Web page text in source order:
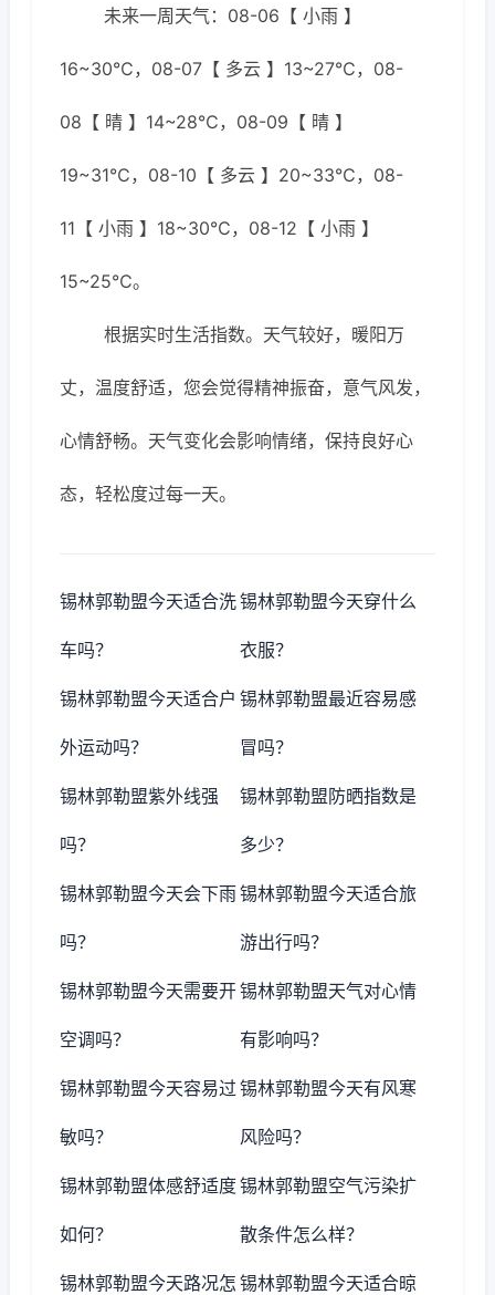
未来一周天气：08-06【 小雨 】
16~30℃，08-07【 多云 】13~27℃，08-
08【 晴 】14~28℃，08-09【 晴 】
19~31℃，08-10【 多云 】20~33℃，08-
11【 小雨 】18~30℃，08-12【 小雨 】
15~25℃。
根据实时生活指数。天气较好，暖阳万
丈，温度舒适，您会觉得精神振奋，意气风发，
心情舒畅。天气变化会影响情绪，保持良好心
态，轻松度过每一天。
锡林郭勒盟今天适合洗
车吗？
锡林郭勒盟今天穿什么
衣服？
锡林郭勒盟今天适合户
外运动吗？
锡林郭勒盟最近容易感
冒吗？
锡林郭勒盟紫外线强
吗？
锡林郭勒盟防晒指数是
多少？
锡林郭勒盟今天会下雨
吗？
锡林郭勒盟今天适合旅
游出行吗？
锡林郭勒盟今天需要开
空调吗？
锡林郭勒盟天气对心情
有影响吗？
锡林郭勒盟今天容易过
敏吗？
锡林郭勒盟今天有风寒
风险吗？
锡林郭勒盟体感舒适度
如何？
锡林郭勒盟空气污染扩
散条件怎么样？
锡林郭勒盟今天路况怎 锡林郭勒盟今天适合晾